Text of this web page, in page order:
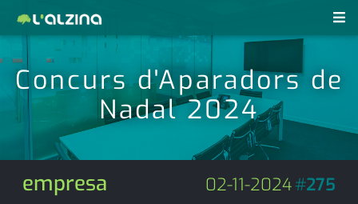
últimes notícies
agenda
revistes pdf
anunciants
subscripció
Concurs d'Aparadors de
Nadal 2024
empresa 02-11-2024#275